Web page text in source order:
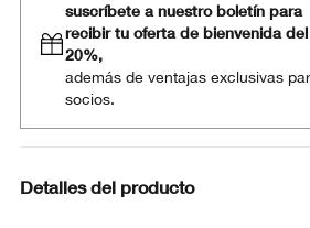
suscríbete a nuestro boletín para
recibir tu oferta de bienvenida del
20%,
además de ventajas exclusivas
socios.
Detalles del producto